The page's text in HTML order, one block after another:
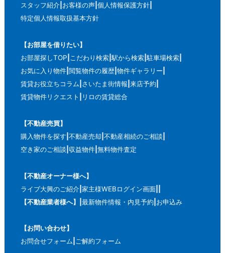
スタッフ紹介 お客様の声 個人情報保護方針
特定個人情報取扱基本方針
【お部屋を借りたい】
お部屋探しTOP こだわり検索 駅から検索 駐車場検索
お気に入り物件 閲覧物件の履歴 物件ギャラリー
賃貸お役立ちコラム さいたま街情報 来店予約
賃貸物件リクエスト
リロの賃貸総合
【不動産売買】
購入物件を探す 不動産売却 不動産相続のご相談
空き家のご相談 収益物件 無料物件査定
【不動産オーナー様へ】
ライブ大興のご紹介 家主様WEBログイン画面
【不動産業者様へ】
最新物件情報・内見予約 お申込み
【お問い合わせ】
お問合せフォーム ご解約フォーム